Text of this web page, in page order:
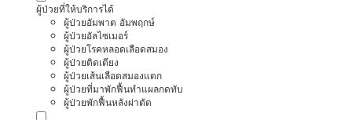
ผู้ป่วยที่ให้บริการได้
ผู้ป่วยอัมพาต อัมพฤกษ์
ผู้ป่วยอัลไซเมอร์
ผู้ป่วยโรคหลอดเลือดสมอง
ผู้ป่วยติดเตียง
ผู้ป่วยเส้นเลือดสมองแตก
ผู้ป่วยที่มาพักฟื้นทำแผลกดทับ
ผู้ป่วยพักฟื้นหลังผ่าตัด